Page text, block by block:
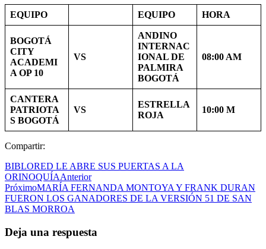
EQUIPO EQUIPO HORA
BOGOTÁ
CITY
ACADEMI
A OP 10
VS
ANDINO
INTERNAC
IONAL DE
PALMIRA
BOGOTÁ
08:00 AM
CANTERA
PATRIOTA
S BOGOTÁ
VS
ESTRELLA
ROJA
10:00 M
Compartir:
BIBLORED LE ABRE SUS PUERTAS A LA
ORINOQUÍAAnterior
PróximoMARÍA FERNANDA MONTOYA Y FRANK DURAN
FUERON LOS GANADORES DE LA VERSIÓN 51 DE SAN
BLAS MORROA
Deja una respuesta